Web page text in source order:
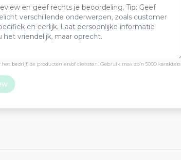
bedrijf, de producten en/of diensten. Gebruik max zo’n 5000 karakters